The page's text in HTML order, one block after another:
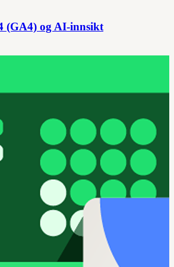
(GA4) og AI-innsikt